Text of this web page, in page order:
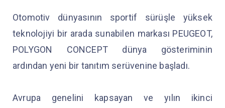
Otomotiv dünyasının sportif sürüşle yüksek
teknolojiyi bir arada sunabilen markası PEUGEOT,
POLYGON CONCEPT dünya gösteriminin
ardından yeni bir tanıtım serüvenine başladı.
Avrupa genelini kapsayan ve yılın ikinci